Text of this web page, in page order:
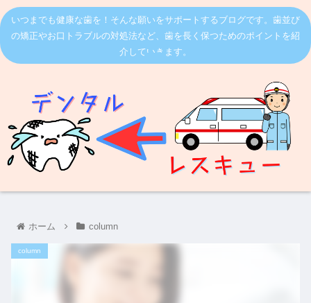
いつまでも健康な歯を！そんな願いをサポートするブログです。歯並び
の矯正やお口トラブルの対処法など、歯を長く保つためのポイントを紹
介していきます。
ホーム column
column